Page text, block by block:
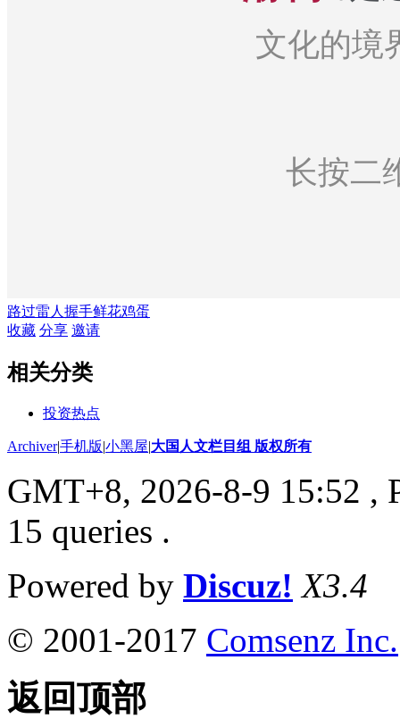
文化的境
长按二
路过雷人 握手鲜花鸡蛋
收藏 分享 邀请
相关分类
投资热点
Archiver|手机版|小黑屋|大国人文栏目组 版权所有
GMT+8, 2026-8-9 15:52 ,
15 queries .
Powered by Discuz! X3.4
© 2001-2017 Comsenz Inc.
返回顶部